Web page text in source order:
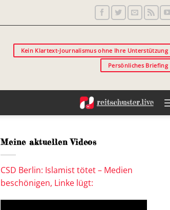
Kein Klartext-Journalismus ohne Ihre Unterstützung
Persönliches Briefing
Meine aktuellen Videos
CSD Berlin: Islamist tötet – Medien
beschönigen, Linke lügt: